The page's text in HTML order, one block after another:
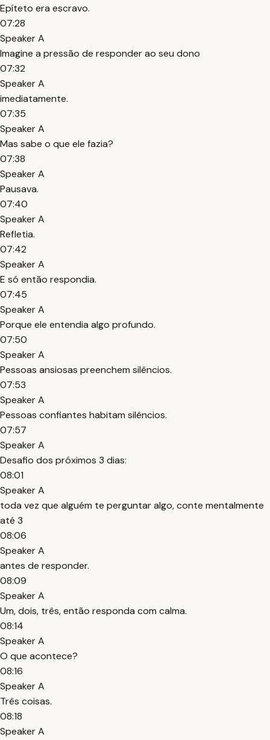
Epíteto era escravo.
07:28
Speaker A
Imagine a pressão de responder ao seu dono
07:32
Speaker A
imediatamente.
07:35
Speaker A
Mas sabe o que ele fazia?
07:38
Speaker A
Pausava.
07:40
Speaker A
Refletia.
07:42
Speaker A
E só então respondia.
07:45
Speaker A
Porque ele entendia algo profundo.
07:50
Speaker A
Pessoas ansiosas preenchem silêncios.
07:53
Speaker A
Pessoas confiantes habitam silêncios.
07:57
Speaker A
Desafio dos próximos 3 dias:
08:01
Speaker A
toda vez que alguém te perguntar algo, conte mentalmente
até 3
08:06
Speaker A
antes de responder.
08:09
Speaker A
Um, dois, três, então responda com calma.
08:14
Speaker A
O que acontece?
08:16
Speaker A
Três coisas.
08:18
Speaker A